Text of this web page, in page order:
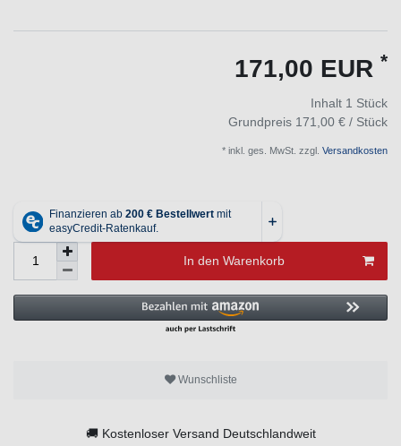
171,00 EUR *
Inhalt 1 Stück
Grundpreis 171,00 € / Stück
* inkl. ges. MwSt. zzgl. Versandkosten
In den Warenkorb
Wunschliste
🚚 Kostenloser Versand Deutschlandweit